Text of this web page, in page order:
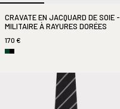
CRAVATE EN JACQUARD DE SOIE -
MILITAIRE À RAYURES DORÉES
170 €